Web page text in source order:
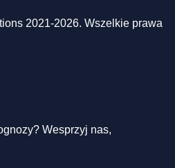
2021-2026. Wszelkie prawa
Wesprzyj nas,